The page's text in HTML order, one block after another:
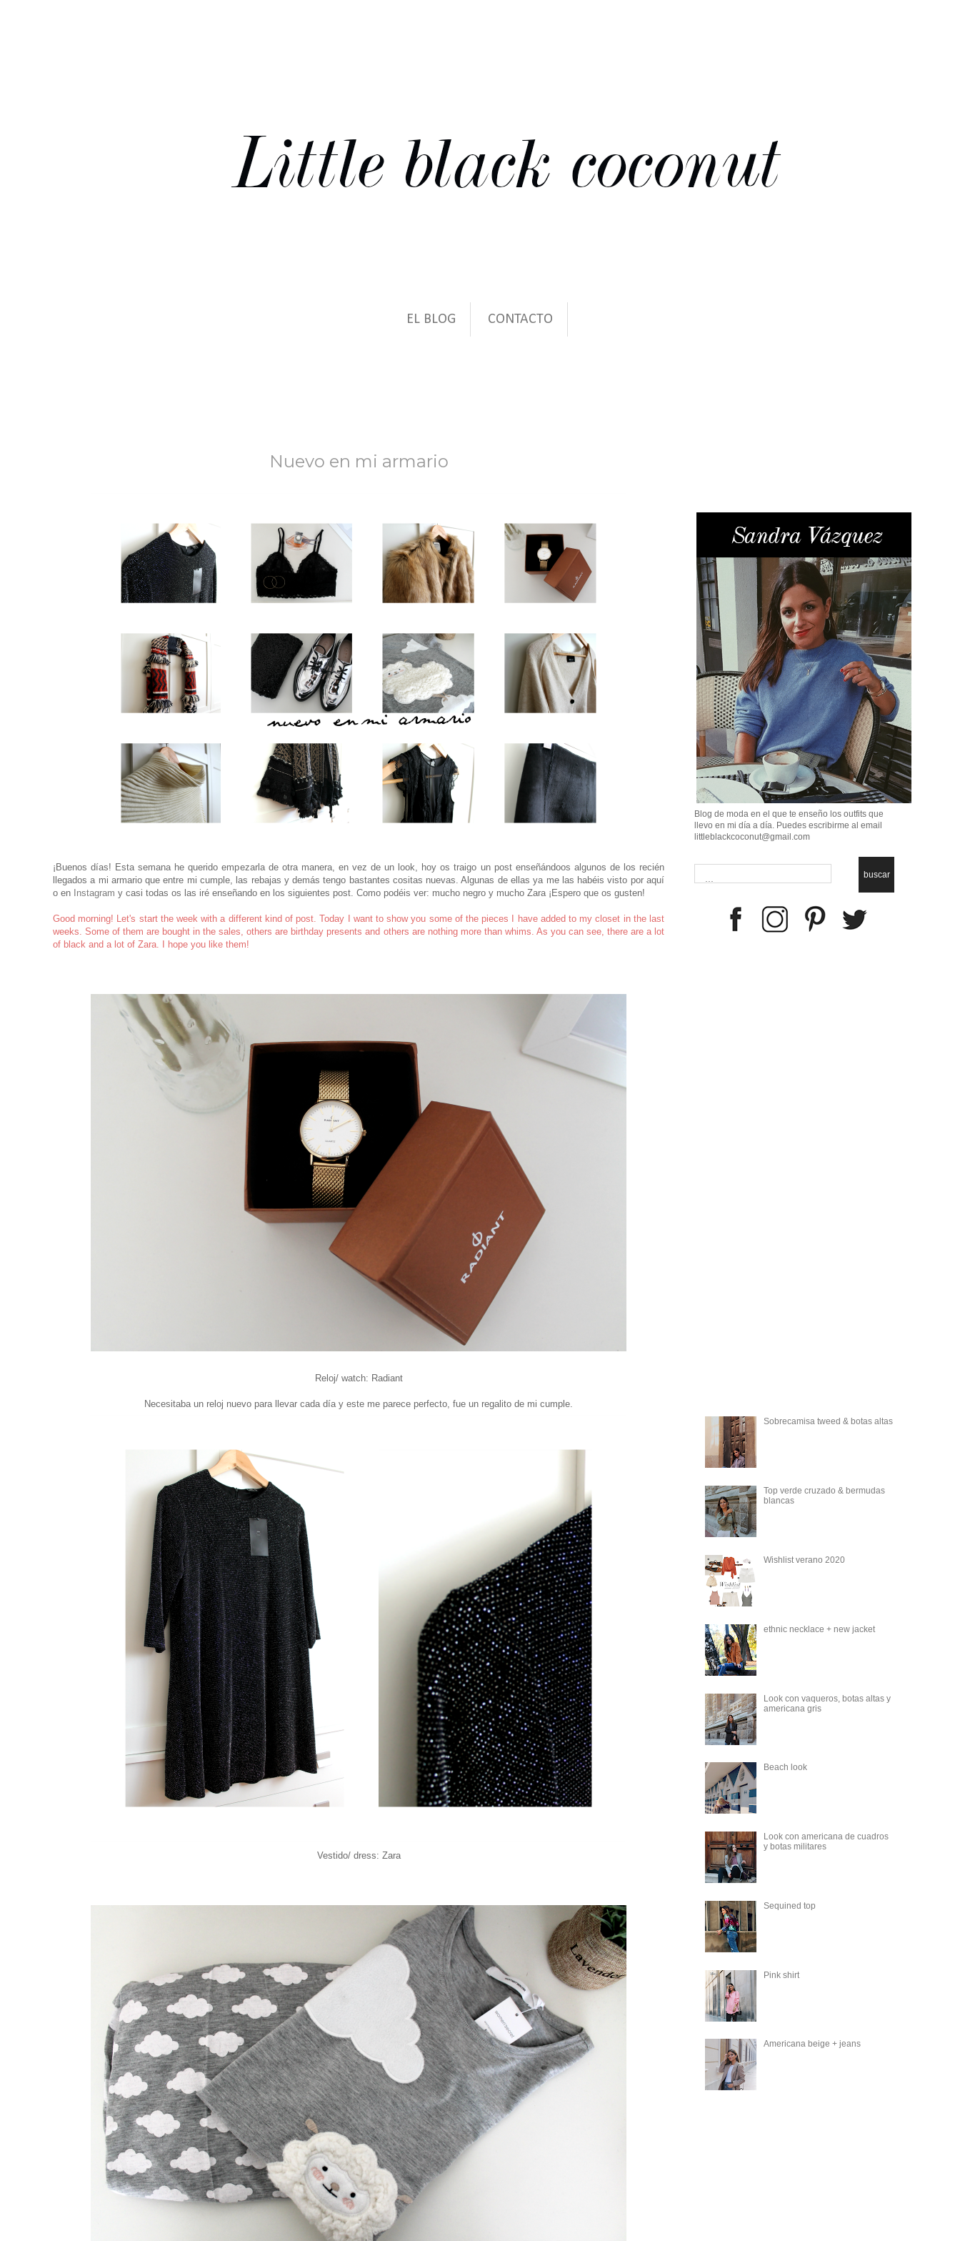
EL BLOG CONTACTO
Nuevo en mi armario
¡Buenos días! Esta semana he querido empezarla de otra manera, en vez de un look, hoy os traigo un post enseñándoos algunos de los recién
llegados a mi armario que entre mi cumple, las rebajas y demás tengo bastantes cositas nuevas. Algunas de ellas ya me las habéis visto por aquí
o en Instagram y casi todas os las iré enseñando en los siguientes post. Como podéis ver: mucho negro y mucho Zara ¡Espero que os gusten!
Good morning! Let's start the week with a different kind of post. Today I want to show you some of the pieces I have added to my closet in the last
weeks. Some of them are bought in the sales, others are birthday presents and others are nothing more than whims. As you can see, there are a lot
of black and a lot of Zara. I hope you like them!
Reloj/ watch: Radiant
Necesitaba un reloj nuevo para llevar cada día y este me parece perfecto, fue un regalito de mi cumple.
Vestido/ dress: Zara
Blog de moda en el que te enseño los outfits que
llevo en mi día a día. Puedes escribirme al email
littleblackcoconut@gmail.com
buscar
Sobrecamisa tweed & botas altas
Top verde cruzado & bermudas
blancas
Wishlist verano 2020
ethnic necklace + new jacket
Look con vaqueros, botas altas y
americana gris
Beach look
Look con americana de cuadros
y botas militares
Sequined top
Pink shirt
Americana beige + jeans